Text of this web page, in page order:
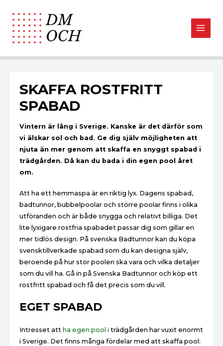
SKAFFA ROSTFRITT
SPABAD
Vintern är lång i Sverige. Kanske är det därför som
vi älskar sol och bad. Ge dig själv möjligheten att
njuta än mer genom att skaffa en snyggt spabad i
trädgården. Då kan du bada i din egen pool året
om.
Att ha ett hemmaspa är en riktig lyx. Dagens spabad,
badtunnor, bubbelpoolar och större poolar finns i olika
utföranden och är både snygga och relativt billiga. Det
lite lyxigare rostfria spabadet passar dig som gillar en
mer tidlös design. På svenska Badtunnor kan du köpa
svensktillverkade spabad som du kan designa själv,
beroende på hur stor poolen ska vara och vilka detaljer
som du vill ha. Gå in på Svenska Badtunnor och köp ett
rostfritt spabad och få det precis som du vill.
EGET SPABAD
Intresset att ha egen pool i trädgården har vuxit enormt
i Sverige. Det finns många fördelar med att skaffa pool: